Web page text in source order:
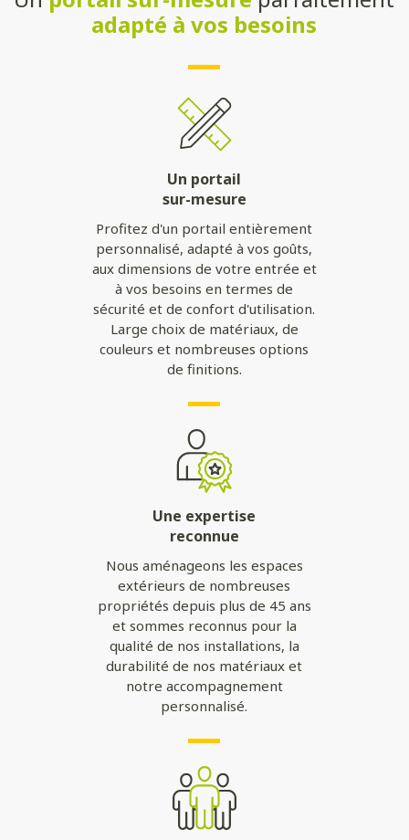
adapté à vos besoins
Un portail
sur-mesure
Profitez d'un portail entièrement
personnalisé, adapté à vos goûts,
aux dimensions de votre entrée et
à vos besoins en termes de
sécurité et de confort d'utilisation.
Large choix de matériaux, de
couleurs et nombreuses options
de finitions.
Une expertise
reconnue
Nous aménageons les espaces
extérieurs de nombreuses
propriétés depuis plus de 45 ans
et sommes reconnus pour la
qualité de nos installations, la
durabilité de nos matériaux et
notre accompagnement
personnalisé.